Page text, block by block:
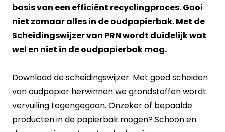
basis van een efficiënt recyclingproces. Gooi
niet zomaar alles in de oudpapierbak. Met de
Scheidingswijzer van PRN wordt duidelijk wat
wel en niet in de oudpapierbak mag.
Download de scheidingswijzer. Met goed scheiden
van oudpapier herwinnen we grondstoffen wordt
vervuiling tegengegaan. Onzeker of bepaalde
producten in de papierbak mogen? Schoon en